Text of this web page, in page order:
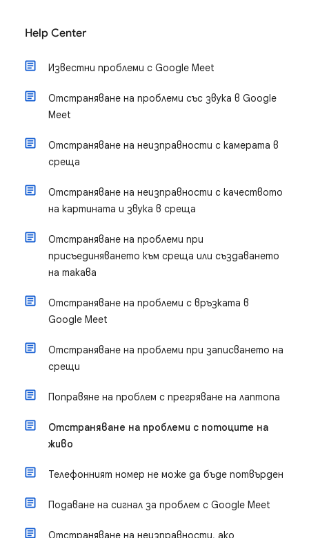
Help Center
Известни проблеми с Google Meet
Отстраняване на проблеми със звука в Google
Meet
Отстраняване на неизправности с камерата в
среща
Отстраняване на неизправности с качеството
на картината и звука в среща
Отстраняване на проблеми при
присъединяването към среща или създаването
на такава
Отстраняване на проблеми с връзката в
Google Meet
Отстраняване на проблеми при записването на
срещи
Поправяне на проблем с прегряване на лаптопа
Отстраняване на проблеми с потоците на
живо
Телефонният номер не може да бъде потвърден
Подаване на сигнал за проблем с Google Meet
Отстраняване на неизправности, ако